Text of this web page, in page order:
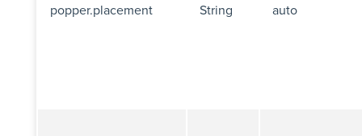
popper.placement String auto